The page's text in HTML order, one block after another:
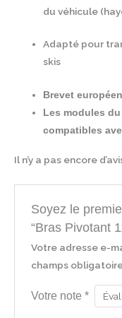
du véhicule
Adapté pour
skis
Brevet
Les modules
compatibles
Il n’y a pas encore
Soyez le
“Bras Pivotant
Votre adresse e-
champs
Votre note *